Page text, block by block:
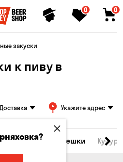
0 0
закуски
к пиву в
Доставка Укажите адрес
закуски Орешки